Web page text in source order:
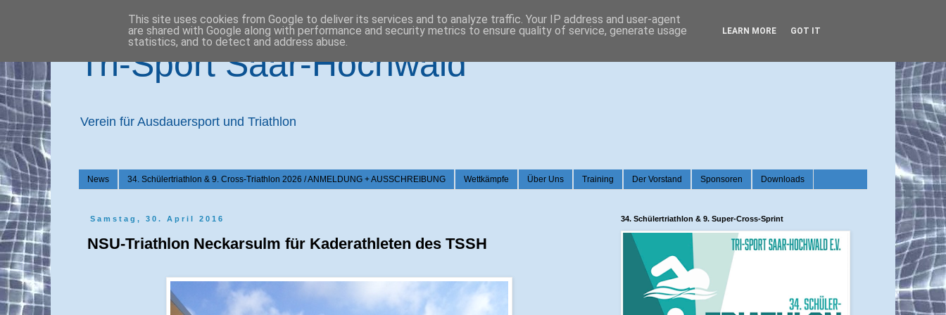
Tri-Sport Saar-Hochwald
Verein für Ausdauersport und Triathlon
News 34. Schülertriathlon & 9. Cross-Triathlon 2026 / ANMELDUNG + AUSSCHREIBUNG Wettkämpfe Über Uns Training Der Vorstand Sponsoren Downloads
Samstag, 30. April 2016
NSU-Triathlon Neckarsulm für Kaderathleten des TSSH
34. Schülertriathlon & 9. Super-Cross-Sprint
This site uses cookies from Google to deliver its services and to analyze traffic. Your IP address and user-agent
are shared with Google along with performance and security metrics to ensure quality of service, generate usage
statistics, and to detect and address abuse.
LEARN MORE GOT IT